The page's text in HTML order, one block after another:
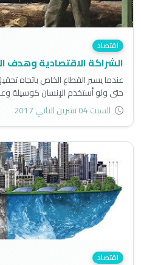
اقتصاد
الشراكة الاقتصادية وهدف
عندما يسير القطاع الخاص باتجاه
حتى ولو أستخدم الإنسان كوسيلة
وجوده وأحاسيسه ومشاعره فلا بد
الفصل بأن الهدف الرئيس هو الإنسان
السبت 04 تشرين الثاني 2017
اقتصاد